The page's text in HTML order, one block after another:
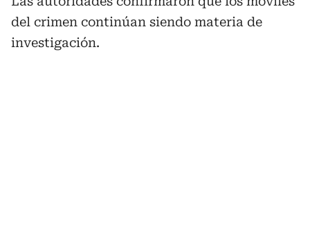
del crimen continúan siendo materia de
investigación.